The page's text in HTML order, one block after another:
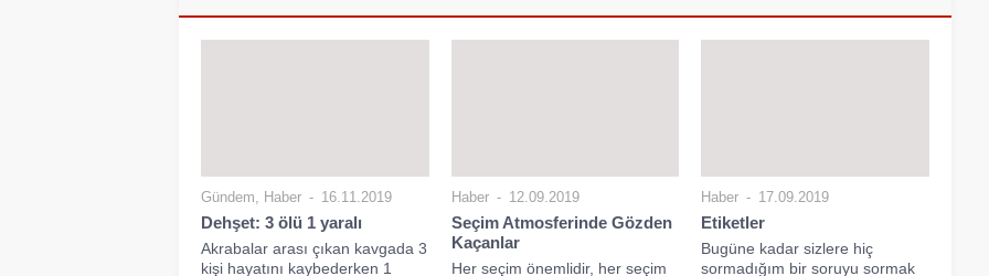
Gündem Haber 16.11.2019
Dehşet: 3 ölü 1 yaralı
Akrabalar arası çıkan kavgada 3
kişi hayatını kaybederken 1
Haber 12.09.2019
Seçim Atmosferinde Gözden
Kaçanlar
Her seçim önemlidir, her seçim
Haber 17.09.2019
Etiketler
Bugüne kadar sizlere hiç
sormadığım bir soruyu sormak